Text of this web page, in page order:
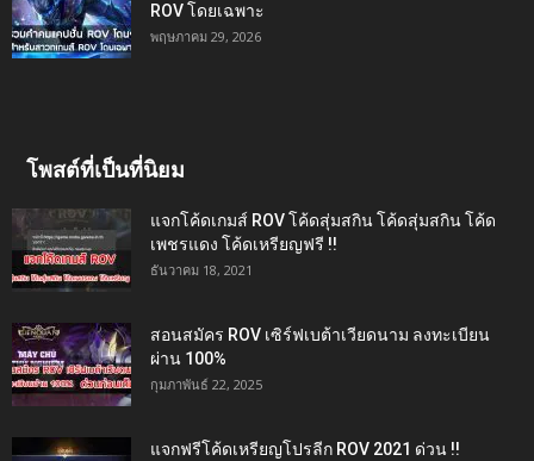
ROV โดยเฉพาะ
พฤษภาคม 29, 2026
โพสต์ที่เป็นที่นิยม
แจกโค้ดเกมส์ ROV โค้ดสุ่มสกิน โค้ดสุ่มสกิน โค้ด
เพชรแดง โค้ดเหรียญฟรี !!
ธันวาคม 18, 2021
สอนสมัคร ROV เซิร์ฟเบต้าเวียดนาม ลงทะเบียน
ผ่าน 100%
กุมภาพันธ์ 22, 2025
แจกฟรีโค้ดเหรียญโปรลีก ROV 2021 ด่วน !!